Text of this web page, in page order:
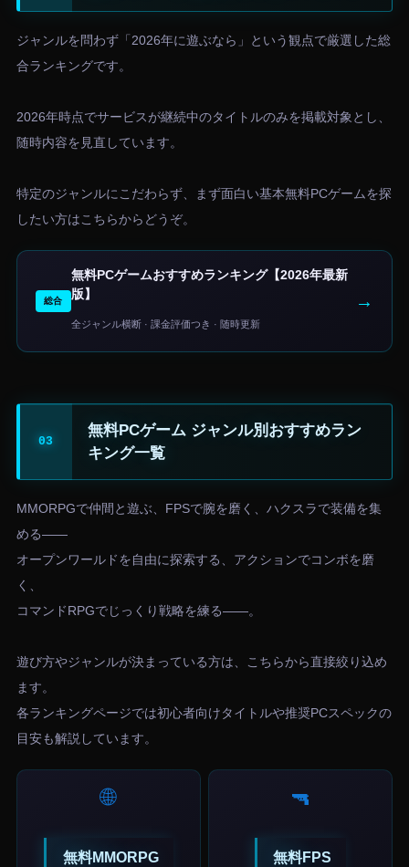
ジャンルを問わず「2026年に遊ぶなら」という観点で厳選した総
合ランキングです。
2026年時点でサービスが継続中のタイトルのみを掲載対象とし、
随時内容を見直しています。
特定のジャンルにこだわらず、まず面白い基本無料PCゲームを探
したい方はこちらからどうぞ。
総合
無料PCゲームおすすめランキング【2026年最新
版】
全ジャンル横断 · 課金評価つき · 随時更新
→
無料PCゲーム ジャンル別おすすめラン
キング一覧
MMORPGで仲間と遊ぶ、FPSで腕を磨く、ハクスラで装備を集
める——
オープンワールドを自由に探索する、アクションでコンボを磨
く、
コマンドRPGでじっくり戦略を練る——。
遊び方やジャンルが決まっている方は、こちらから直接絞り込め
ます。
各ランキングページでは初心者向けタイトルや推奨PCスペックの
目安も解説しています。
🌐
無料MMORPG
🔫
無料FPS